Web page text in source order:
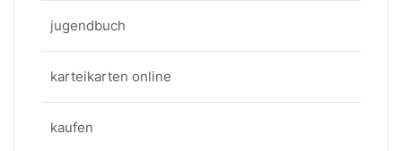
jugendbuch
karteikarten online
kaufen